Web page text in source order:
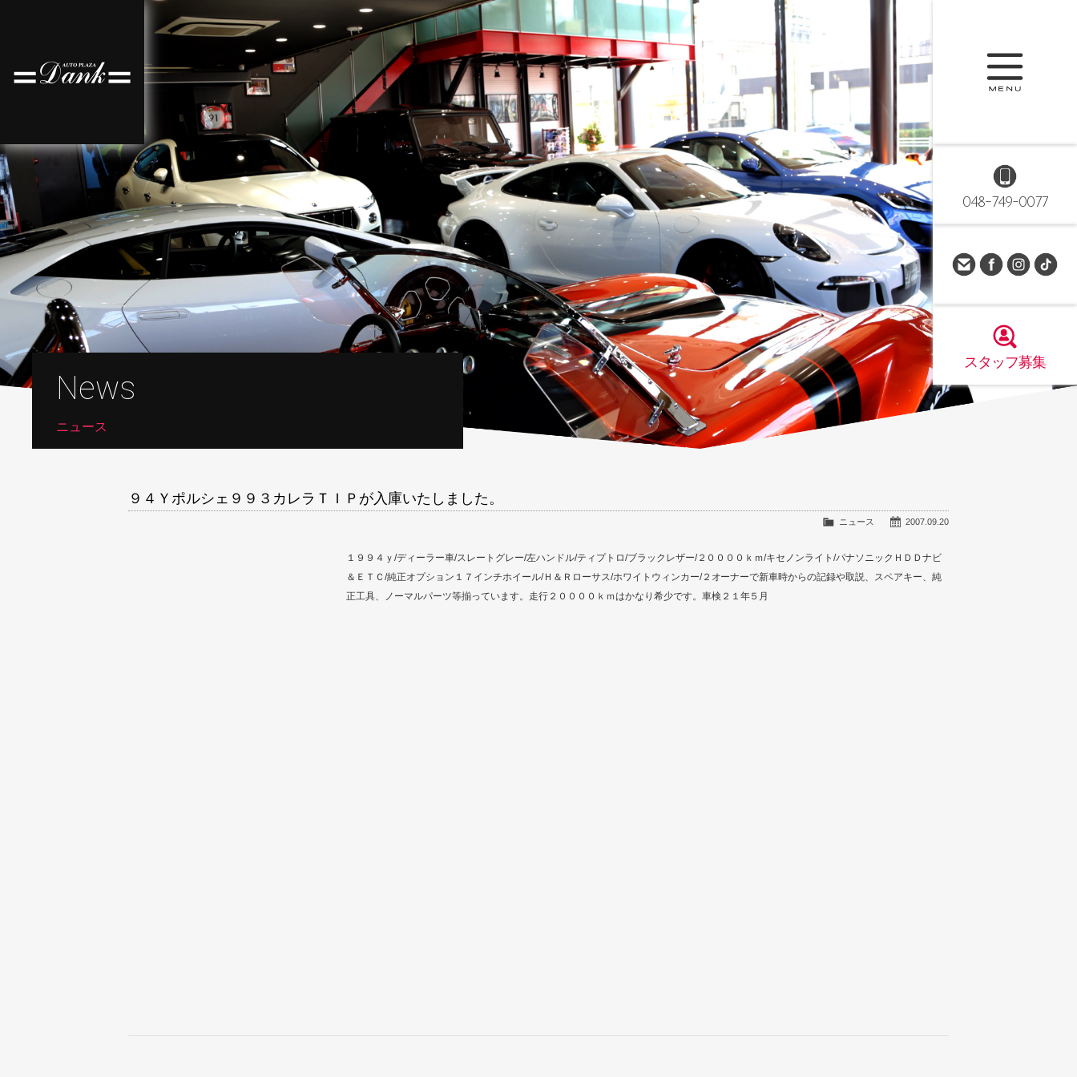
048-749-0077
スタッフ募集
News
ニュース
９４Ｙポルシェ９９３カレラＴＩＰが入庫いたしました。
2007.09.20
ニュース
１９９４ｙ/ディーラー車/スレートグレー/左ハンドル/ティプトロ/ブラックレザー/２００００ｋｍ/キセノンライト/パナソニックＨＤＤナビ
＆ＥＴＣ/純正オプション１７インチホイール/Ｈ＆Ｒローサス/ホワイトウィンカー/２オーナーで新車時からの記録や取説、スペアキー、純
正工具、ノーマルパーツ等揃っています。走行２００００ｋｍはかなり希少です。車検２１年５月